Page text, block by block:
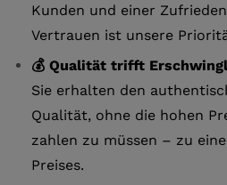
Kunden und einer
Vertrauen ist unsere
💰 Qualität trifft
Sie erhalten den
Qualität, ohne die hohen
zahlen zu müssen – zu
Preises.